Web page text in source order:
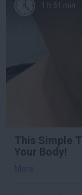
1 h 51 min
This Simple
Your Body!
More